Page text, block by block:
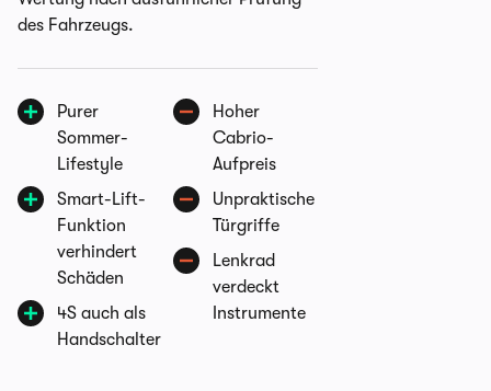
des Fahrzeugs.
Purer
Sommer-
Lifestyle
Smart-Lift-
Funktion
verhindert
Schäden
4S auch als
Handschalter
Hoher
Cabrio-
Aufpreis
Unpraktische
Türgriffe
Lenkrad
verdeckt
Instrumente